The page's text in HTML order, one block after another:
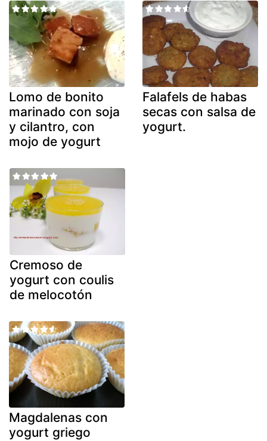
Lomo de bonito
marinado con soja
y cilantro, con
mojo de yogurt
Falafels de habas
secas con salsa de
yogurt.
Cremoso de
yogurt con coulis
de melocotón
Magdalenas con
yogurt griego